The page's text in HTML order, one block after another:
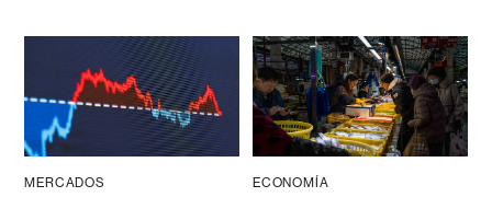
MERCADOS ECONOMÍA